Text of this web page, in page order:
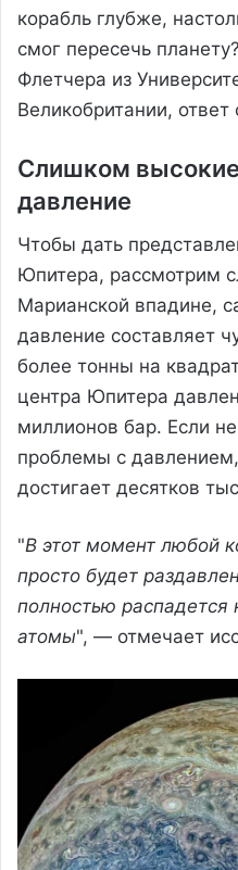
корабль глубже,
смог пересечь
Флетчера из
Великобритании, ответ
Слишком
давление
Чтобы дать
Юпитера, рассмотрим
Марианской впадине,
давление составляет
более тонны на
центра Юпитера
миллионов бар. Если
проблемы с
достигает десятков
"В этот момент любой
просто будет
полностью
атомы", — отмечает